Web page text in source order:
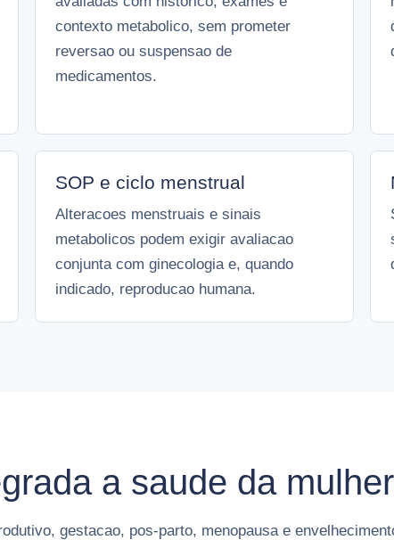
contexto metabolico, sem prometer
reversao ou suspensao de
medicamentos.
SOP e ciclo menstrual
Alteracoes menstruais e sinais
metabolicos podem exigir avaliacao
conjunta com ginecologia e, quando
indicado, reproducao humana.
a saude da mulher
gestacao, pos-parto, menopausa e